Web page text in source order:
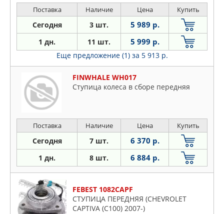
Поставка Наличие Цена Купить
Сегодня 3 шт. 5 989 р.
1 дн. 11 шт. 5 999 р.
Еще предложение (1) за 5 913 р.
FINWHALE WH017
Ступица колеса в сборе передняя
Поставка Наличие Цена Купить
Сегодня 7 шт. 6 370 р.
1 дн. 8 шт. 6 884 р.
FEBEST 1082CAPF
СТУПИЦА ПЕРЕДНЯЯ (CHEVROLET
CAPTIVA (C100) 2007-)